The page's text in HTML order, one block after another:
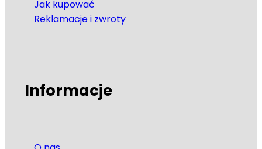
Jak kupować
Reklamacje i zwroty
Informacje